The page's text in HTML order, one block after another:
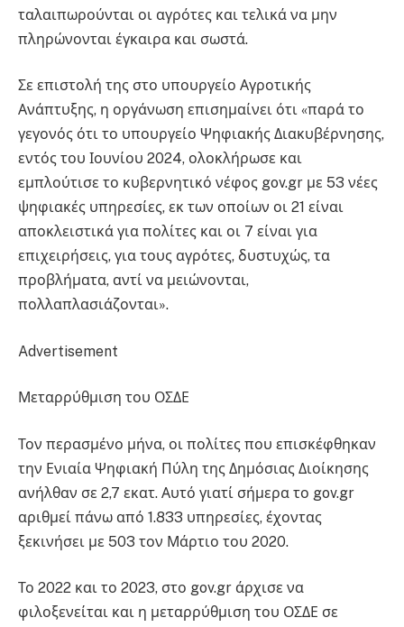
ταλαιπωρούνται οι αγρότες και τελικά να μην
πληρώνονται έγκαιρα και σωστά.
Σε επιστολή της στο υπουργείο Αγροτικής
Ανάπτυξης, η οργάνωση επισημαίνει ότι «παρά το
γεγονός ότι το υπουργείο Ψηφιακής Διακυβέρνησης,
εντός του Ιουνίου 2024, ολοκλήρωσε και
εμπλούτισε το κυβερνητικό νέφος gov.gr με 53 νέες
ψηφιακές υπηρεσίες, εκ των οποίων οι 21 είναι
αποκλειστικά για πολίτες και οι 7 είναι για
επιχειρήσεις, για τους αγρότες, δυστυχώς, τα
προβλήματα, αντί να μειώνονται,
πολλαπλασιάζονται».
Advertisement
Μεταρρύθμιση του ΟΣΔΕ
Τον περασμένο μήνα, οι πολίτες που επισκέφθηκαν
την Ενιαία Ψηφιακή Πύλη της Δημόσιας Διοίκησης
ανήλθαν σε 2,7 εκατ. Αυτό γιατί σήμερα το gov.gr
αριθμεί πάνω από 1.833 υπηρεσίες, έχοντας
ξεκινήσει με 503 τον Μάρτιο του 2020.
Το 2022 και το 2023, στο gov.gr άρχισε να
φιλοξενείται και η μεταρρύθμιση του ΟΣΔΕ σε